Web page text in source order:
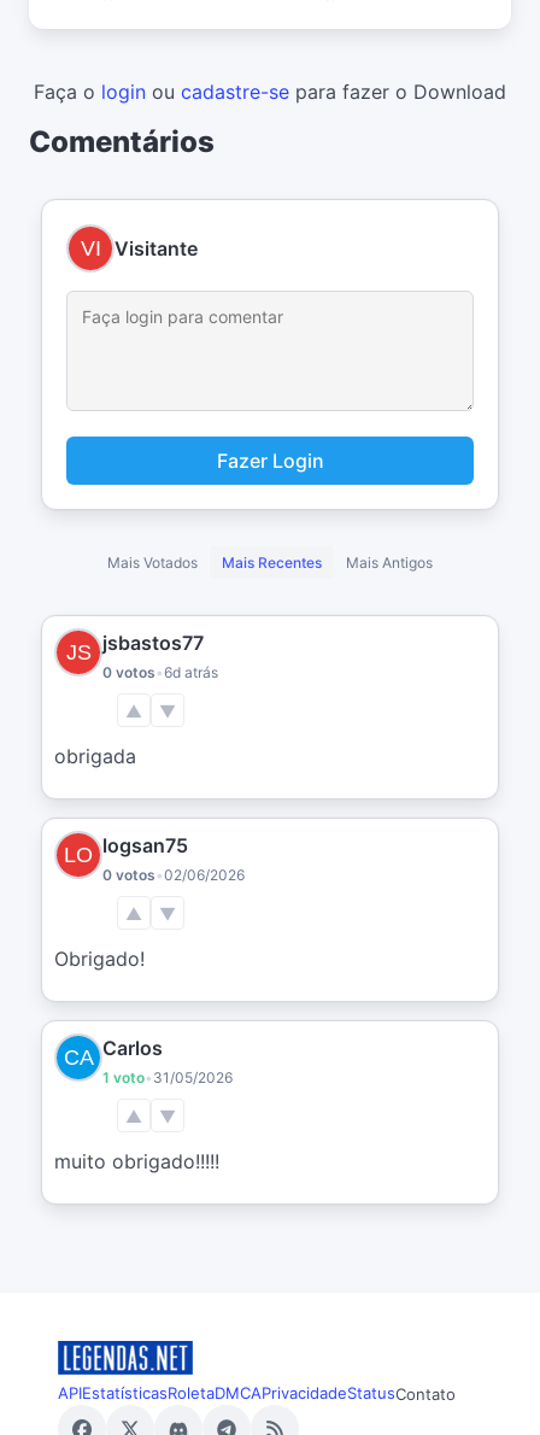
Faça o login ou cadastre-se para fazer o Download
Comentários
Visitante
Fazer Login
Mais Votados Mais Recentes Mais Antigos
jsbastos77
0 votos •6d atrás
▲ ▼
obrigada
logsan75
0 votos •02/06/2026
▲ ▼
Obrigado!
Carlos
1 voto• 31/05/2026
▲ ▼
muito obrigado!!!!!
APIEstatísticasRoletaDMCAPrivacidadeStatusContato